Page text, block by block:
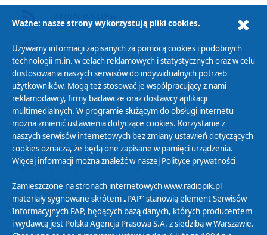
PODCAST AUDIO
Polityka Prywatności
Zasady korzystania z Serwisu
Organizacje Pożytku Publicznego
Cyfryzacja DAB+
Polityka ochrony danych osobowych
Abonament
Ważne: nasze strony wykorzystują pliki cookies.
Używamy informacji zapisanych za pomocą cookies i podobnych
technologii m.in. w celach reklamowych i statystycznych oraz w celu
dostosowania naszych serwisów do indywidualnych potrzeb
użytkowników. Mogą też stosować je współpracujący z nami
reklamodawcy, firmy badawcze oraz dostawcy aplikacji
multimedialnych. W programie służącym do obsługi internetu
można zmienić ustawienia dotyczące cookies. Korzystanie z
naszych serwisów internetowych bez zmiany ustawień dotyczących
cookies oznacza, że będą one zapisane w pamięci urządzenia.
Więcej informacji można znaleźć w naszej Polityce prywatności
Zamieszczone na stronach internetowych www.radiopik.pl
materiały sygnowane skrótem „PAP” stanowią element Serwisów
Informacyjnych PAP, będących bazą danych, których producentem
i wydawcą jest Polska Agencja Prasowa S.A. z siedzibą w Warszawie.